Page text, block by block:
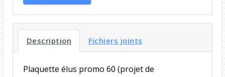
Description Fichiers joints
Plaquette élus promo 60 (projet de